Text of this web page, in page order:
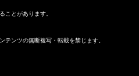
ことがあります。
テンツの無断複写・転載を禁じます。